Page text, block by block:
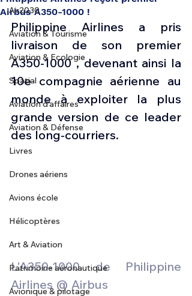
Air2030
Aviation & Tourisme
Aviation & Ecologie
Spatial
Aviation d'affaires
Aviation & Défense
Livres
Drones aériens
Avions école
Hélicoptères
Art & Aviation
Patrimoine aéronautique
Avionique & pilotage
Airbus A350-1000 !
Philippine Airlines a pris
livraison de son premier
A350-1000 , devenant ainsi la
10e compagnie aérienne au
monde à exploiter la plus
grande version de ce leader
des long-courriers.
L'A350-1000 de Philippine
Airlines @ Airbus